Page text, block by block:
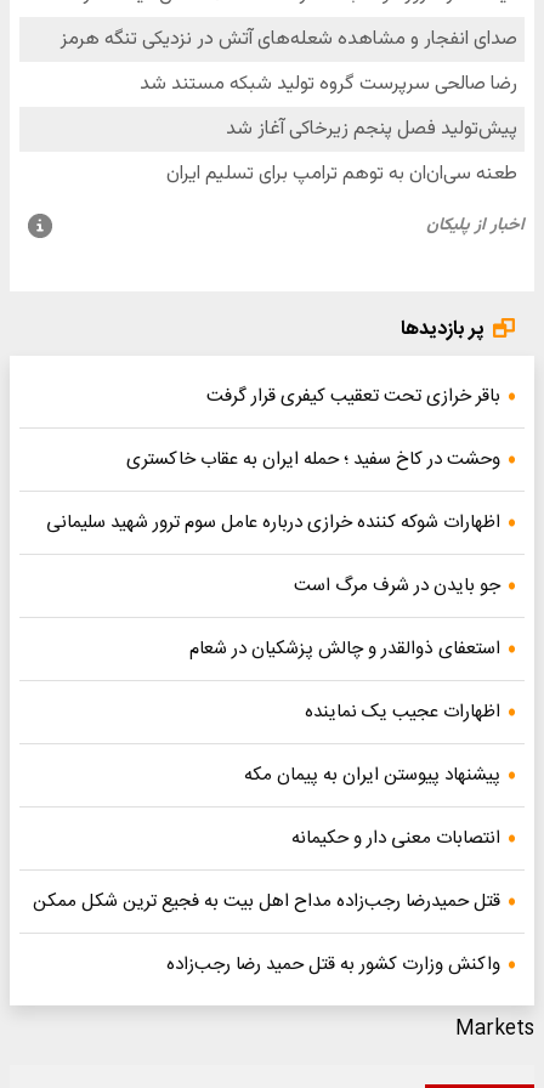
بازدیدها
خرازی تحت تعقیب کیفری قرار گرفت
در کاخ سفید ؛ حمله ایران به عقاب خاکستری
شوکه کننده خرازی درباره عامل سوم ترور شهید سلیمانی
بایدن در شرف مرگ است
ذوالقدر و چالش پزشکیان در شعام
عجیب یک نماینده
پیوستن ایران به پیمان مکه
معنی دار و حکیمانه
حمیدرضا رجب‌زاده مداح اهل بیت به فجیع ترین شکل ممکن
وزارت کشور به قتل حمید رضا رجب‌زاده